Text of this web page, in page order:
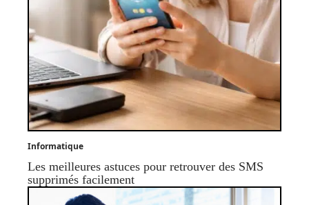
Informatique
Les meilleures astuces pour retrouver des SMS
supprimés facilement